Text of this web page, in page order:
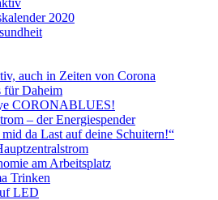
2020
auch in Zeiten von Corona
für Daheim
CORONABLUES!
– der Energiespender
mid da Last auf deine Schuitern!“
am Arbeitsplatz
Trinken
LED